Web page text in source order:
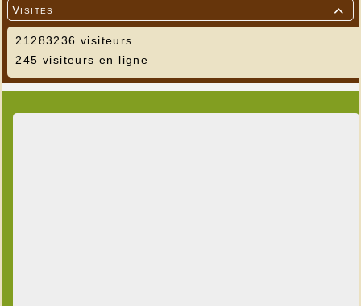

Visites
21283236 visiteurs
245 visiteurs en ligne